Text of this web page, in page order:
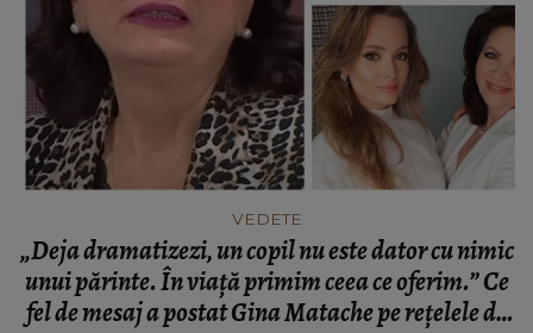
VEDETE
„Deja dramatizezi, un copil nu este dator cu nimic
unui părinte. În viață primim ceea ce oferim.” Ce
fel de mesaj a postat Gina Matache pe rețelele de